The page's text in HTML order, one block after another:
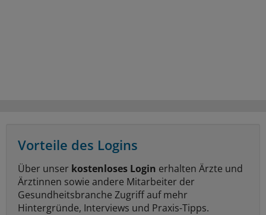
Vorteile des Logins
Über unser kostenloses Login erhalten Ärzte und
Ärztinnen sowie andere Mitarbeiter der
Gesundheitsbranche Zugriff auf mehr
Hintergründe, Interviews und Praxis-Tipps.